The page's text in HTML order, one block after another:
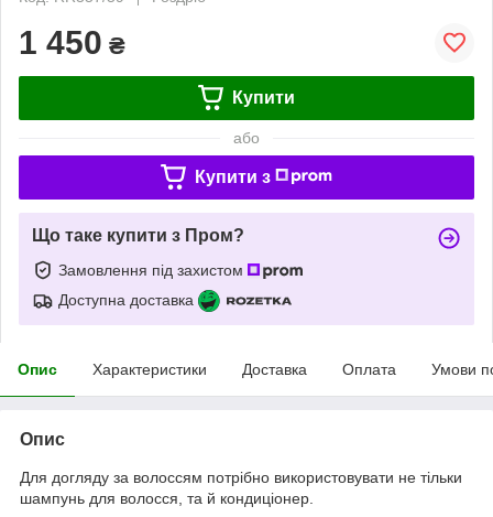
1 450 ₴
Купити
або
Купити з
Що таке купити з Пром?
Замовлення під захистом
Доступна доставка
Опис Характеристики Доставка Оплата Умови
Опис
Для догляду за волоссям потрібно використовувати не тільки
шампунь для волосся, та й кондиціонер.